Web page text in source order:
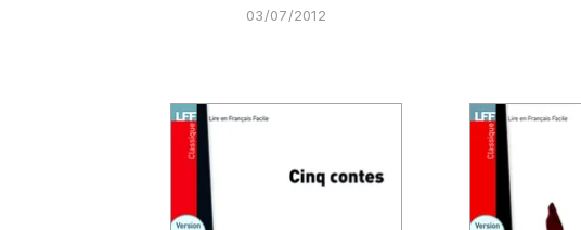
03/07/2012